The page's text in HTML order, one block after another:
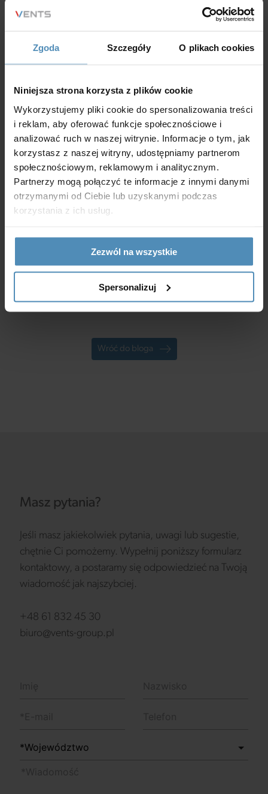
Zgoda Szczegóły O plikach cookies
Niniejsza strona korzysta z plików cookie
Wykorzystujemy pliki cookie do spersonalizowania treści
i reklam, aby oferować funkcje społecznościowe i
analizować ruch w naszej witrynie. Informacje o tym, jak
korzystasz z naszej witryny, udostępniamy partnerom
społecznościowym, reklamowym i analitycznym.
Partnerzy mogą połączyć te informacje z innymi danymi
otrzymanymi od Ciebie lub uzyskanymi podczas
korzystania z ich usług.
Zezwól na wszystkie
Spersonalizuj
wyczerpania zapasów
Nie przegap okazji!
Zamów swój czarny rekuperator ścienny już dziś i
ciesz się świeżym powietrzem w wyjątkowym
stylu.
Skontaktuj się z nami:
Włodzimierz Kwasiński
+48 692 032 148
w.kwasinski@vents-group.pl
Regulamin promocji ›
Wróć do bloga
Masz pytania?
Jeśli masz jakiekolwiek pytania, uwagi lub sugestie,
chętnie Ci pomożemy. Wypełnij poniższy formularz
kontaktowy, a postaramy się odpowiedzieć na Twoją
wiadomość jak najszybciej.
+48 61 832 45 30
biuro@vents-group.pl